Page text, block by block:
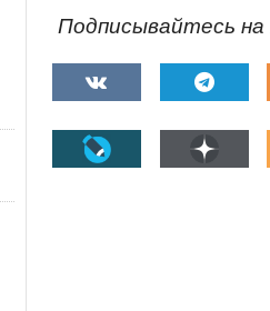
Подписывайтесь